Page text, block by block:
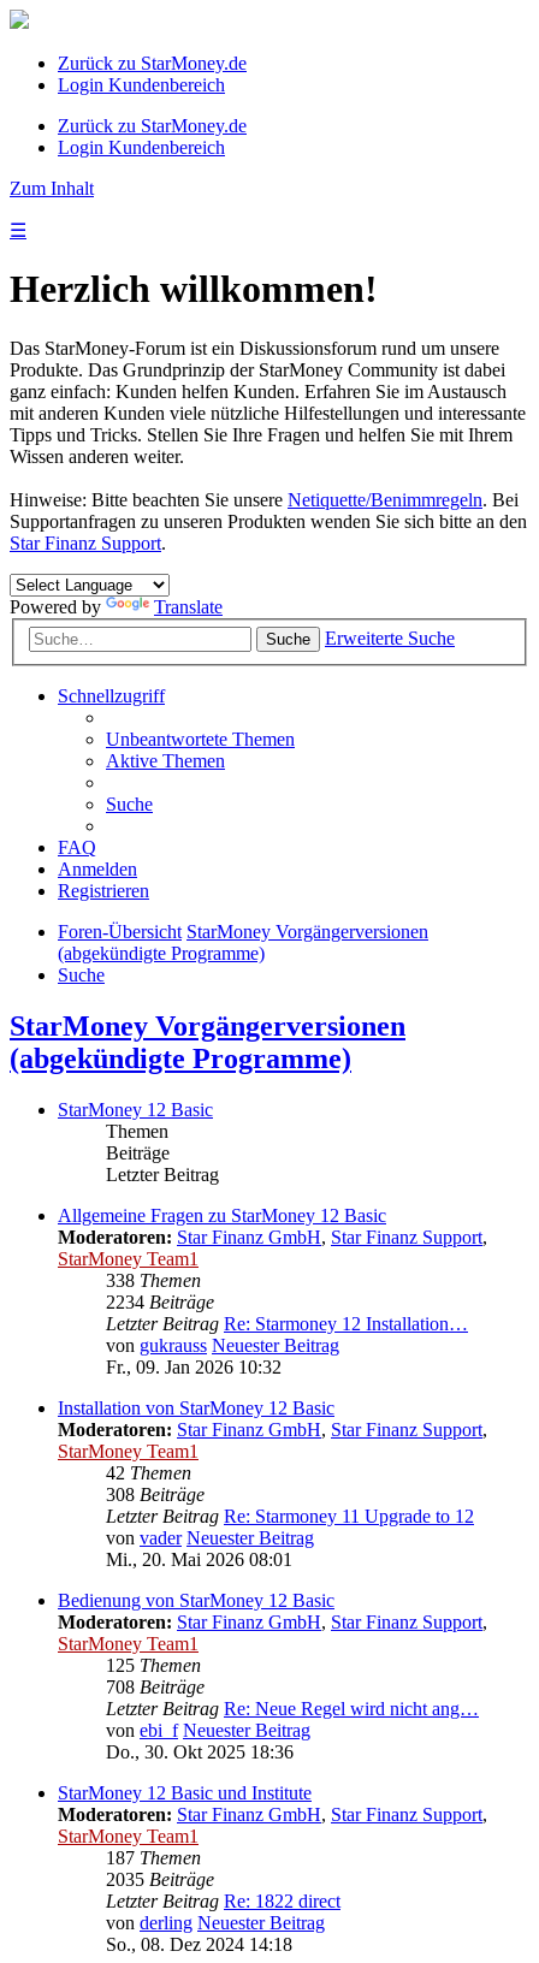
Zurück zu StarMoney.de
Login Kundenbereich
Zurück zu StarMoney.de
Login Kundenbereich
Zum Inhalt
☰
Herzlich willkommen!
Das StarMoney-Forum ist ein Diskussionsforum rund um unsere
Produkte. Das Grundprinzip der StarMoney Community ist dabei
ganz einfach: Kunden helfen Kunden. Erfahren Sie im Austausch
mit anderen Kunden viele nützliche Hilfestellungen und interessante
Tipps und Tricks. Stellen Sie Ihre Fragen und helfen Sie mit Ihrem
Wissen anderen weiter.
Hinweise: Bitte beachten Sie unsere Netiquette/Benimmregeln. Bei
Supportanfragen zu unseren Produkten wenden Sie sich bitte an den
Star Finanz Support.
Powered by Translate
Suche Erweiterte Suche
Schnellzugriff
Unbeantwortete Themen
Aktive Themen
Suche
FAQ
Anmelden
Registrieren
Foren-Übersicht StarMoney Vorgängerversionen
(abgekündigte Programme)
Suche
StarMoney Vorgängerversionen
(abgekündigte Programme)
StarMoney 12 Basic
Themen
Beiträge
Letzter Beitrag
Allgemeine Fragen zu StarMoney 12 Basic
Moderatoren: Star Finanz GmbH, Star Finanz Support,
StarMoney Team1
338 Themen
2234 Beiträge
Letzter Beitrag Re: Starmoney 12 Installation…
von gukrauss Neuester Beitrag
Fr., 09. Jan 2026 10:32
Installation von StarMoney 12 Basic
Moderatoren: Star Finanz GmbH, Star Finanz Support,
StarMoney Team1
42 Themen
308 Beiträge
Letzter Beitrag Re: Starmoney 11 Upgrade to 12
von vader Neuester Beitrag
Mi., 20. Mai 2026 08:01
Bedienung von StarMoney 12 Basic
Moderatoren: Star Finanz GmbH, Star Finanz Support,
StarMoney Team1
125 Themen
708 Beiträge
Letzter Beitrag Re: Neue Regel wird nicht ang…
von ebi_f Neuester Beitrag
Do., 30. Okt 2025 18:36
StarMoney 12 Basic und Institute
Moderatoren: Star Finanz GmbH, Star Finanz Support,
StarMoney Team1
187 Themen
2035 Beiträge
Letzter Beitrag Re: 1822 direct
von derling Neuester Beitrag
So., 08. Dez 2024 14:18